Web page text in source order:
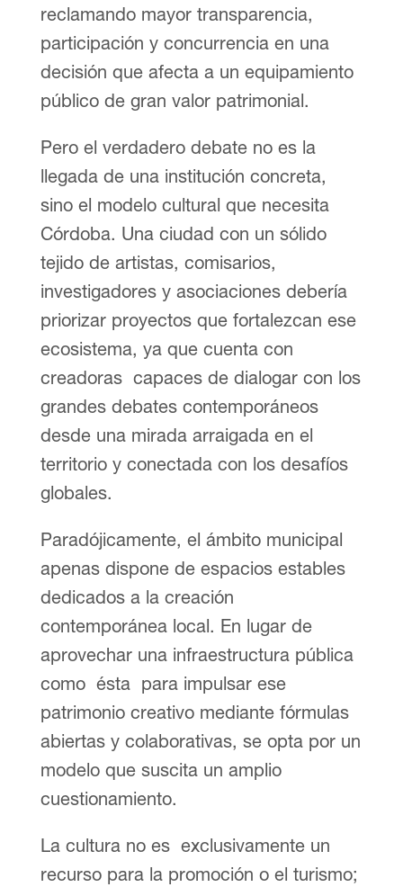
reclamando mayor transparencia,
participación y concurrencia en una
decisión que afecta a un equipamiento
público de gran valor patrimonial.
Pero el verdadero debate no es la
llegada de una institución concreta,
sino el modelo cultural que necesita
Córdoba. Una ciudad con un sólido
tejido de artistas, comisarios,
investigadores y asociaciones debería
priorizar proyectos que fortalezcan ese
ecosistema, ya que cuenta con
creadoras capaces de dialogar con los
grandes debates contemporáneos
desde una mirada arraigada en el
territorio y conectada con los desafíos
globales.
Paradójicamente, el ámbito municipal
apenas dispone de espacios estables
dedicados a la creación
contemporánea local. En lugar de
aprovechar una infraestructura pública
como ésta para impulsar ese
patrimonio creativo mediante fórmulas
abiertas y colaborativas, se opta por un
modelo que suscita un amplio
cuestionamiento.
La cultura no es exclusivamente un
recurso para la promoción o el turismo;